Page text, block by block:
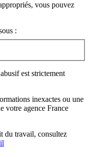
vous pouvez
:
est strictement
inexactes ou une
votre agence France
du travail, consultez